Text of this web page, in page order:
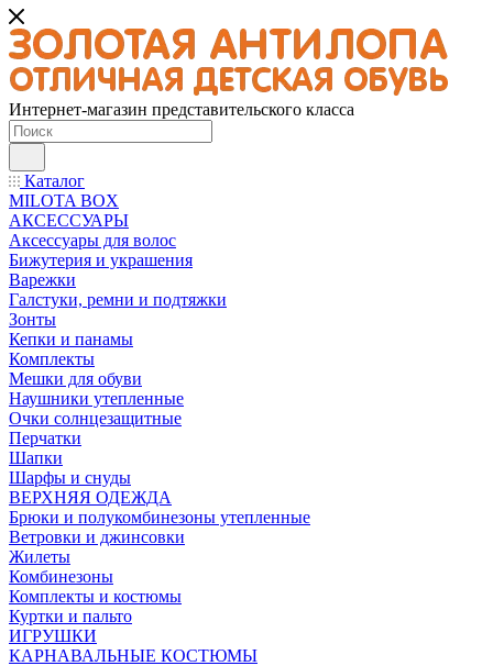
Интернет-магазин представительского класса
Каталог
MILOTA BOX
АКСЕССУАРЫ
Аксессуары для волос
Бижутерия и украшения
Варежки
Галстуки, ремни и подтяжки
Зонты
Кепки и панамы
Комплекты
Мешки для обуви
Наушники утепленные
Очки солнцезащитные
Перчатки
Шапки
Шарфы и снуды
ВЕРХНЯЯ ОДЕЖДА
Брюки и полукомбинезоны утепленные
Ветровки и джинсовки
Жилеты
Комбинезоны
Комплекты и костюмы
Куртки и пальто
ИГРУШКИ
КАРНАВАЛЬНЫЕ КОСТЮМЫ